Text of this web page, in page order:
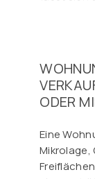
ODER
Eine
Mikrolage,